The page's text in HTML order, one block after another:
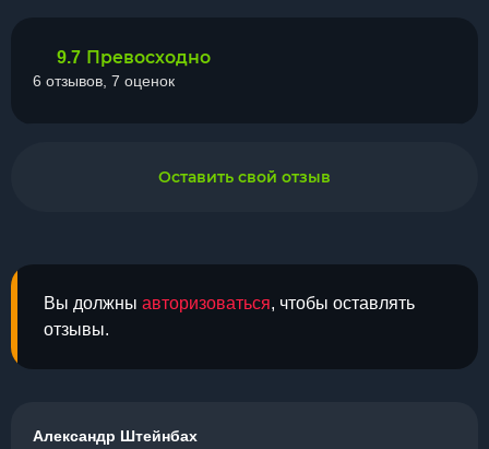
Вы должны авторизоваться, чтобы оставлять
отзывы.
Александр Штейнбах
9.7 Превосходно
6 отзывов, 7 оценок
Оставить свой отзыв